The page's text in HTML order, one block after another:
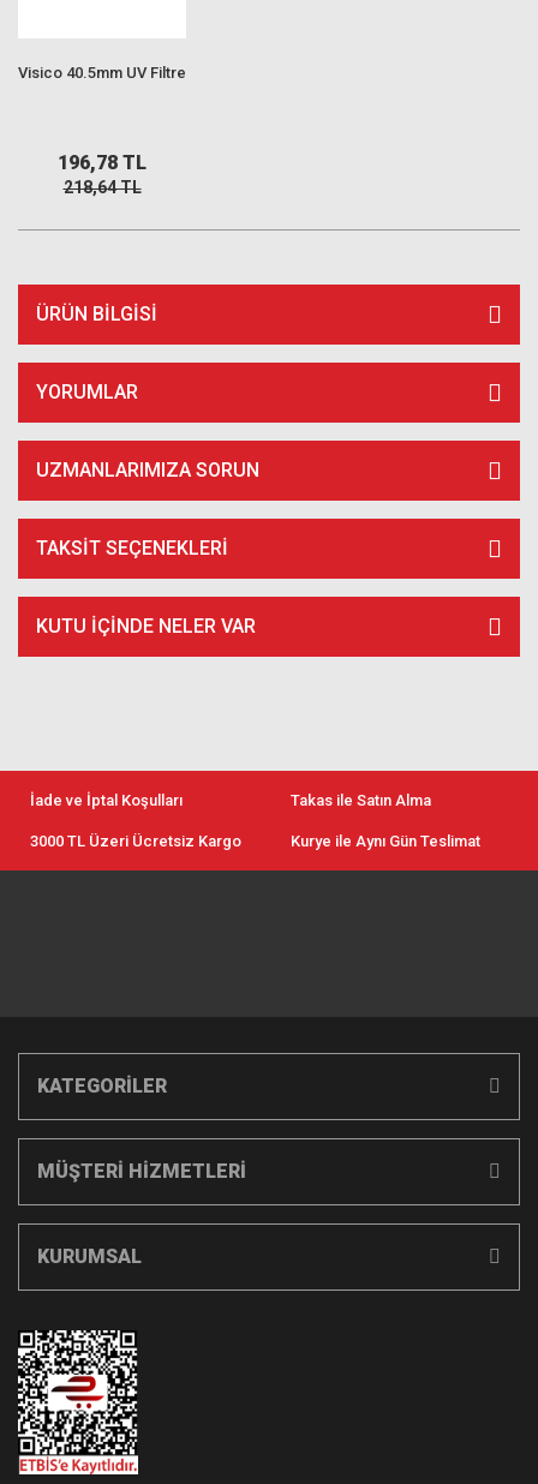
Visico 40.5mm UV Filtre
196,78 TL
218,64 TL
ÜRÜN BILGISI
YORUMLAR
UZMANLARIMIZA SORUN
TAKSIT SEÇENEKLERI
KUTU İÇİNDE NELER VAR
İade ve İptal Koşulları Takas ile Satın Alma
3000 TL Üzeri Ücretsiz Kargo Kurye ile Aynı Gün Teslimat
KATEGORİLER
MÜŞTERİ HİZMETLERİ
KURUMSAL